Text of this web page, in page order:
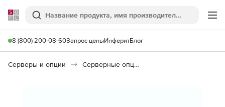
Softline
Поиск
8 (800) 200-08-60Запрос ценыИнферитБлог
Серверы и опции Серверные опции